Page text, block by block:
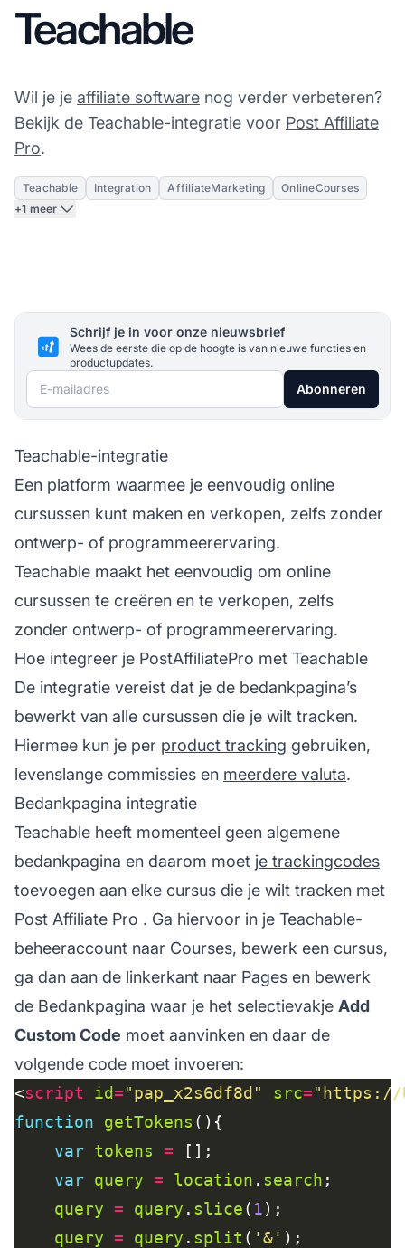
Teachable
Wil je je affiliate software nog verder verbeteren?
Bekijk de Teachable-integratie voor Post Affiliate
Pro.
Teachable Integration AffiliateMarketing
OnlineCourses
+1 meer
Schrijf je in voor onze nieuwsbrief
Wees de eerste die op de hoogte is van nieuwe functies en
productupdates.
E-mailadres Abonneren
Teachable-integratie
Een platform waarmee je eenvoudig online
cursussen kunt maken en verkopen, zelfs zonder
ontwerp- of programmeerervaring.
Teachable maakt het eenvoudig om online
cursussen te creëren en te verkopen, zelfs
zonder ontwerp- of programmeerervaring.
Hoe integreer je PostAffiliatePro met Teachable
De integratie vereist dat je de bedankpagina’s
bewerkt van alle cursussen die je wilt tracken.
Hiermee kun je per product tracking gebruiken,
levenslange commissies en meerdere valuta.
Bedankpagina integratie
Teachable heeft momenteel geen algemene
bedankpagina en daarom moet je trackingcodes
toevoegen aan elke cursus die je wilt tracken met
Post Affiliate Pro . Ga hiervoor in je Teachable-
beheeraccount naar Courses, bewerk een cursus,
ga dan aan de linkerkant naar Pages en bewerk
de Bedankpagina waar je het selectievakje Add
Custom Code moet aanvinken en daar de
volgende code moet invoeren:
<script id="pap_x2s6df8d" src="https://
function
getTokens
var tokens =
var query = location . search
query = query . slice( 1
query = query . split ( '&'